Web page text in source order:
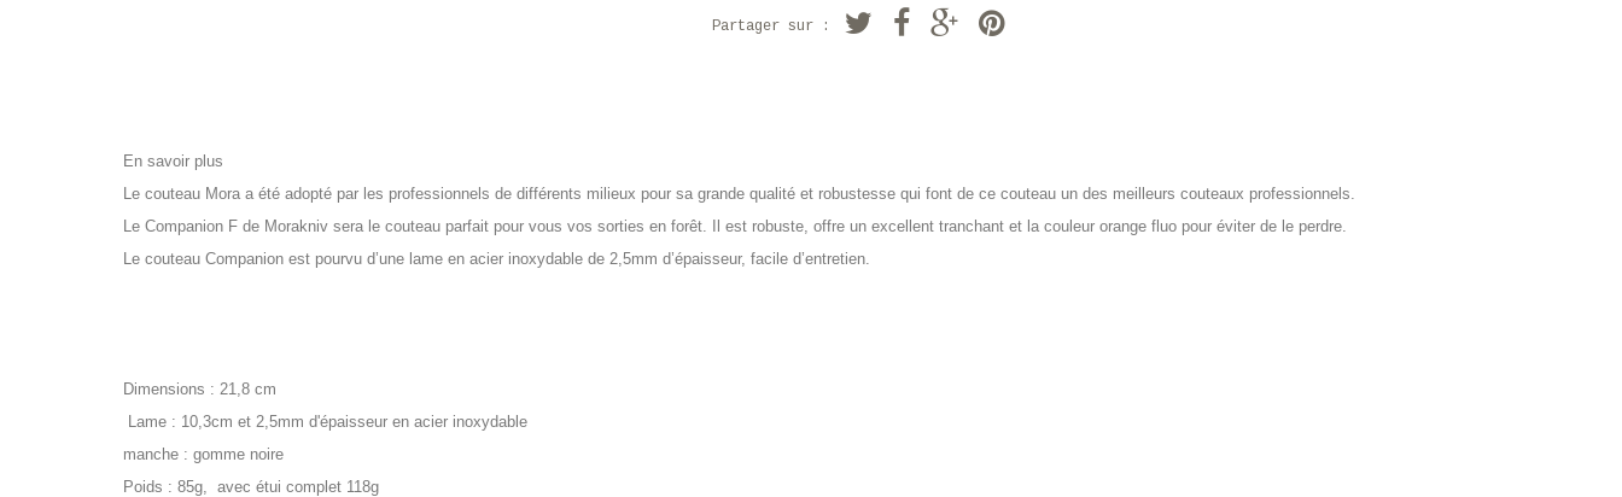
Partager sur :
En savoir plus
Le couteau Mora a été adopté par les professionnels de différents milieux pour sa grande qualité et robustesse qui font de ce couteau un des meilleurs couteaux professionnels.
Le Companion F de Morakniv sera le couteau parfait pour vous vos sorties en forêt. Il est robuste, offre un excellent tranchant et la couleur orange fluo pour éviter de le perdre.
Le couteau Companion est pourvu d’une lame en acier inoxydable de 2,5mm d’épaisseur, facile d’entretien.
Dimensions : 21,8 cm
Lame : 10,3cm et 2,5mm d'épaisseur en acier inoxydable
manche : gomme noire
Poids : 85g, avec étui complet 118g